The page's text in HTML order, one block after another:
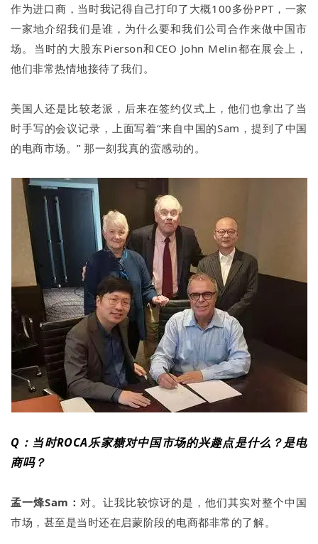
作为进口商，当时我记得自己打印了大概100多份PPT，一家
一家地介绍我们是谁，为什么要和我们公司合作来做中国市
场。当时的大股东Pierson和CEO John Melin都在展会上，
他们非常热情地接待了我们。
美国人还是比较老派，后来在签约仪式上，他们也拿出了当
时手写的会议记录，上面写着“来自中国的Sam，提到了中国
的电商市场。” 那一刻我真的蛮感动的。
Q：当时ROCA乐家糖对中国市场的兴趣点是什么？是电
商吗？
孟一烽Sam： 对。让我比较惊讶的是，他们其实对整个中国
市场，甚至是当时还在启蒙阶段的电商都非常的了解。